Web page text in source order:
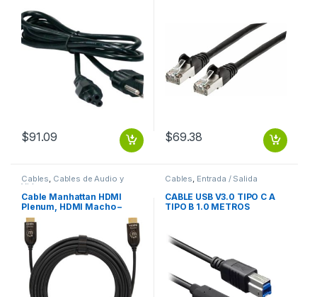
$91.09 $69.38
Cables, Cables de Audio y
Video
Cable Manhattan HDMI
Plenum, HDMI Macho –
HDMI Macho, 30 Metros,
Negro 30.0M
Cables, Entrada / Salida
CABLE USB V3.0 TIPO C A
TIPO B 1.0 METROS